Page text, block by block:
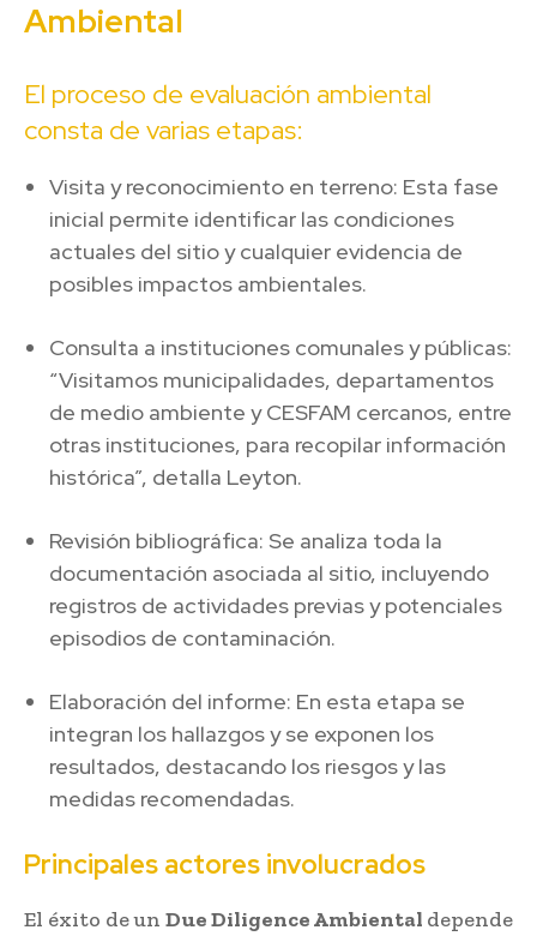
Ambiental
El proceso de evaluación ambiental
consta de varias etapas:
Visita y reconocimiento en terreno: Esta fase
inicial permite identificar las condiciones
actuales del sitio y cualquier evidencia de
posibles impactos ambientales.
Consulta a instituciones comunales y públicas:
“Visitamos municipalidades, departamentos
de medio ambiente y CESFAM cercanos, entre
otras instituciones, para recopilar información
histórica”, detalla Leyton.
Revisión bibliográfica: Se analiza toda la
documentación asociada al sitio, incluyendo
registros de actividades previas y potenciales
episodios de contaminación.
Elaboración del informe: En esta etapa se
integran los hallazgos y se exponen los
resultados, destacando los riesgos y las
medidas recomendadas.
Principales actores involucrados
El éxito de un Due Diligence Ambiental depende